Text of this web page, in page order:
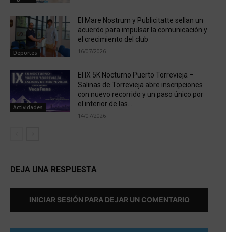
Deportes
El Mare Nostrum y Publicitatte sellan un
acuerdo para impulsar la comunicación y
el crecimiento del club
16/07/2026
Actividades
El IX 5K Nocturno Puerto Torrevieja –
Salinas de Torrevieja abre inscripciones
con nuevo recorrido y un paso único por
el interior de las...
14/07/2026
DEJA UNA RESPUESTA
INICIAR SESIÓN PARA DEJAR UN COMENTARIO